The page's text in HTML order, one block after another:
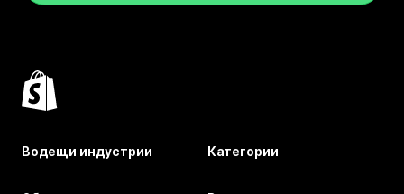
Водещи индустрии Категории